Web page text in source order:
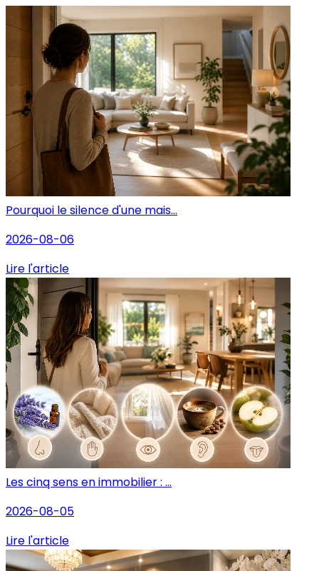
Pourquoi le silence d'une mais...
2026-08-06
Lire l'article
Les cinq sens en immobilier : ...
2026-08-05
Lire l'article